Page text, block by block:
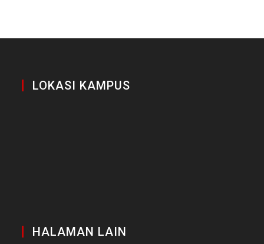
LOKASI KAMPUS
HALAMAN LAIN